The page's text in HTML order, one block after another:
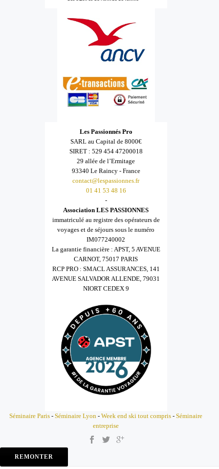
Les Passionnés Pro
SARL au Capital de 8000€
SIRET : 529 454 47200018
29 allée de l’Ermitage
93340 Le Raincy - France
contact@lespassionnes.fr
01 41 53 48 16
-
Association LES PASSIONNES
immatriculé au registre des opérateurs de
voyages et de séjours sous le numéro
IM077240002
La garantie financière : APST, 5 AVENUE
CARNOT, 75017 PARIS
RCP PRO : SMACL ASSURANCES, 141
AVENUE SALVADOR ALLENDE, 79031
NIORT CEDEX 9
Séminaire Paris - Séminaire Lyon - Week end ski tout compris - Séminaire
entreprise